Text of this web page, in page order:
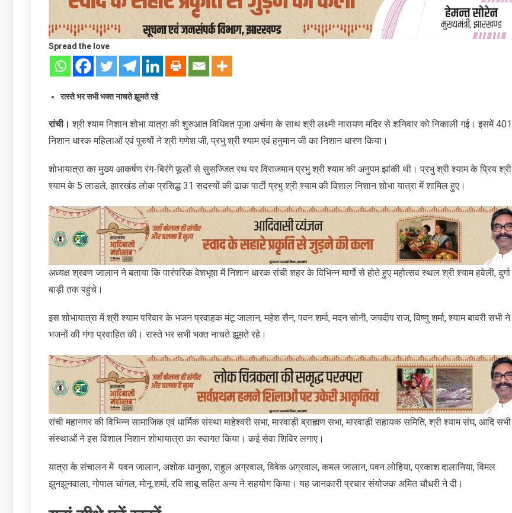
Spread the love
रास्ते भर सभी भक्त नाचते झूमते रहे
रांची। श्री श्याम निशान शोभा यात्रा की शुरुआत विधिवत पूजा अर्चना के साथ श्री लक्ष्मी नारायण मंदिर से शनिवार को निकाली गई। इसमें 401
निशान धारक महिलाओं एवं पुरुषों ने श्री गणेश जी, प्रभु श्री श्याम एवं हनुमान जी का निशान धारण किया।
शोभायात्रा का मुख्य आकर्षण रंग-बिरंगे फूलों से सुसज्जित रथ पर विराजमान प्रभु श्री श्याम की अनुपम झांकी थी। प्रभु श्री श्याम के प्रिय श्री
श्याम के 5 लाडले, झारखंड लोक प्रसिद्ध 31 सदस्यों की ढाक पार्टी प्रभु श्री श्याम की विशाल निशान शोभा यात्रा में शामिल हुए।
अध्यक्ष श्रवण जालान ने बताया कि पारंपरिक वेशभूषा में निशान धारक रांची शहर के विभिन्न मार्गो से होते हुए महोत्सव स्थल श्री श्याम हवेली, दुर्गा
बाड़ी तक पहुंचे।
इस शोभायात्रा में श्री श्याम परिवार के भजन प्रवाहक मंटू जालान, महेश सैन, पवन शर्मा, मदन सोनी, जयदीप राज, विष्णु शर्मा, श्याम बावरी सभी ने
भजनों की गंगा प्रवाहित की। रास्ते भर सभी भक्त नाचते झूमते रहे।
रांची महानगर की विभिन्न सामाजिक एवं धार्मिक संस्था माहेश्वरी सभा, मारवाड़ी ब्राह्मण सभा, मारवाड़ी सहायक समिति, श्री श्याम संघ, आदि सभी
संस्थाओं ने इस विशाल निशान शोभायात्रा का स्वागत किया। कई सेवा शिविर लगाए।
यात्रा के संचालन में पवन जालान, अशोक धानुका, राहुल अग्रवाल, विवेक अग्रवाल, कमल जालान, पवन लोहिया, प्रकाश दालानिया, विमल
झुनझुनवाला, गोपाल चांगल, मोनू शर्मा, रवि साबू सहित अन्‍य ने सहयोग किया। यह जानकारी प्रचार संयोजक अमित चौधरी ने दी।